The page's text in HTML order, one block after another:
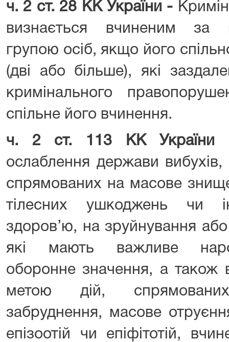
ч. 2 ст. 28 КК України -
визнається вчиненим за
групою осіб, якщо його
(дві або більше), які
кримінального
спільне його вчинення.
ч. 2 ст. 113 КК
ослаблення держави вибухів,
спрямованих на масове
тілесних ушкоджень чи
здоров’ю, на зруйнування
які мають важливе
оборонне значення, а також
метою дій,
забруднення, масове
епізоотій чи епіфітотій,